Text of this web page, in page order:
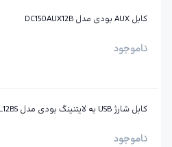
کابل AUX بودی مدل DC150AUX12B
ناموجود
کابل شارژ USB به لایتنینگ بودی مدل DC023L12BS
ناموجود